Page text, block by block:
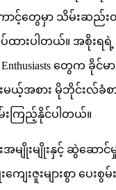
င့်တွေမှာ သိမ်းဆည်း
တယ်။ အစိုးရရဲ့ ဘဏ္ဍ
တွေက ခို
ား မိုဘိုင်းလ်ခံစား
ကြည့်နိုင်ပါတယ်။
မျိုးမျိုးနှင့် ဆွဲဆော
းဇူးများစွာ ပေး